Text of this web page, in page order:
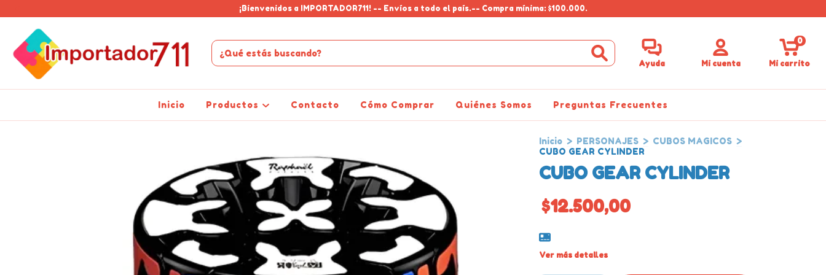
¡Bienvenidos a IMPORTADOR711! -- Envíos a todo el país.-- Compra mínima: $100.000.
Ayuda Mi cuenta Mi carrito
0
Inicio Productos Contacto Cómo Comprar Quiénes Somos Preguntas Frecuentes
Inicio > PERSONAJES > CUBOS MAGICOS >
CUBO GEAR CYLINDER
CUBO GEAR CYLINDER
$12.500,00
Ver más detalles